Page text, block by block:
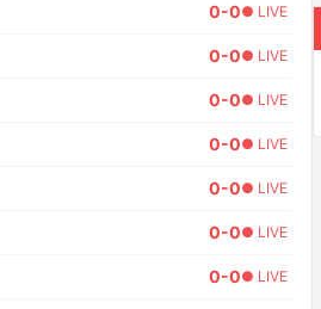
0-0● LIVE
0-0● LIVE
0-0● LIVE
0-0● LIVE
0-0● LIVE
0-0● LIVE
0-0● LIVE